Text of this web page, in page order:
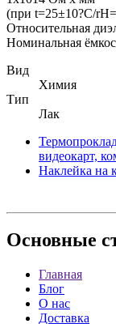
(при t=25±10?С/
Относительная
Номинальная
Вид
Химия
Тип
Лак
видеокарт,
Наклейка на
Основные
Главная
Блог
О нас
Доставка